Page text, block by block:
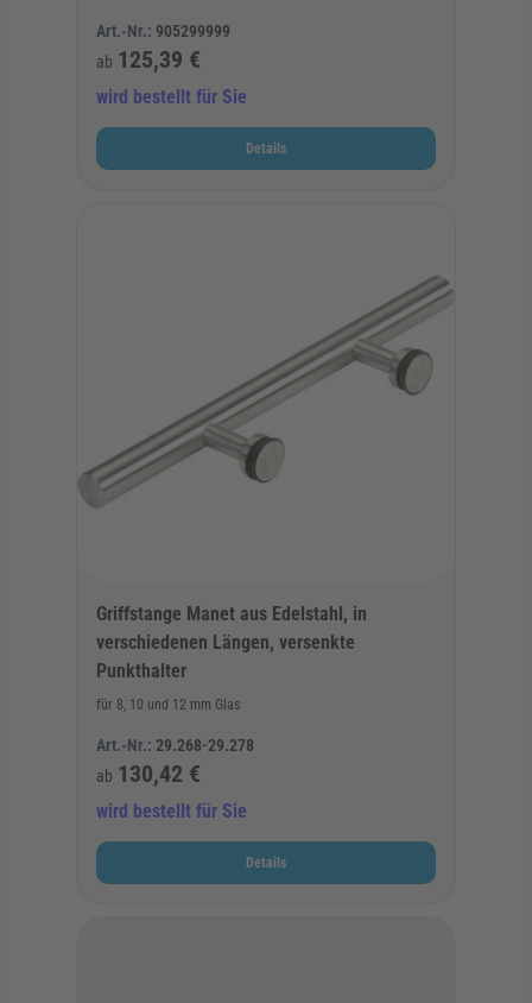
Art.-Nr.: 905299999
ab 125,39 €
wird bestellt für Sie
Details
Griffstange Manet aus Edelstahl, in
verschiedenen Längen, versenkte
Punkthalter
für 8, 10 und 12 mm Glas
Art.-Nr.: 29.268-29.278
ab 130,42 €
wird bestellt für Sie
Details